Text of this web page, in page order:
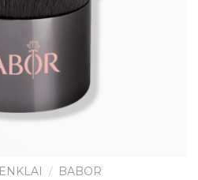
/ BABOR